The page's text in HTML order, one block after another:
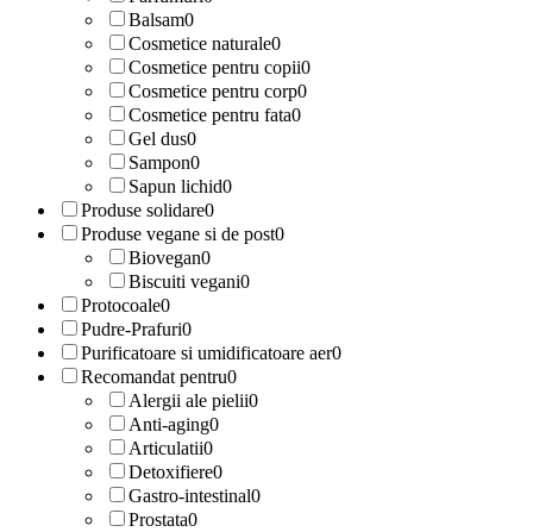
Balsam0
Cosmetice naturale0
Cosmetice pentru copii0
Cosmetice pentru corp0
Cosmetice pentru fata0
Gel dus0
Sampon0
Sapun lichid0
Produse solidare0
Produse vegane si de post0
Biovegan0
Biscuiti vegani0
Protocoale0
Pudre-Prafuri0
Purificatoare si umidificatoare aer0
Recomandat pentru0
Alergii ale pielii0
Anti-aging0
Articulatii0
Detoxifiere0
Gastro-intestinal0
Prostata0